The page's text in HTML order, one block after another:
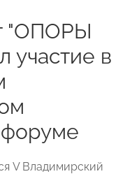
"ОПОРЫ
в
V Владимирский